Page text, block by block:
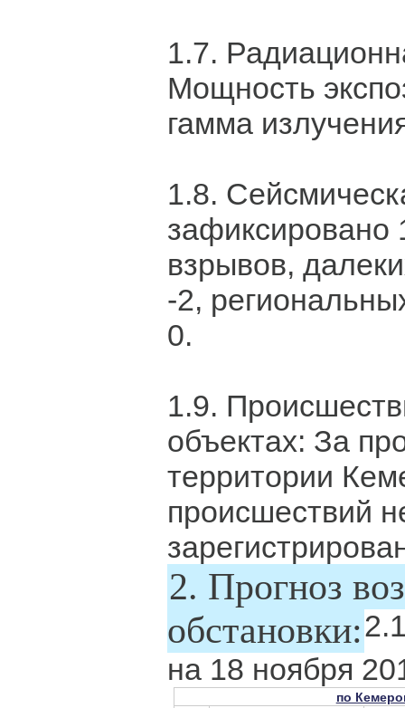
1.7.
Мощность
гамма
1.8.
взрывов,
-2,
0.
1.9.
объектах: За
территории
происшествий
2. Прогноз
обстановки:
на 18 ноября
по